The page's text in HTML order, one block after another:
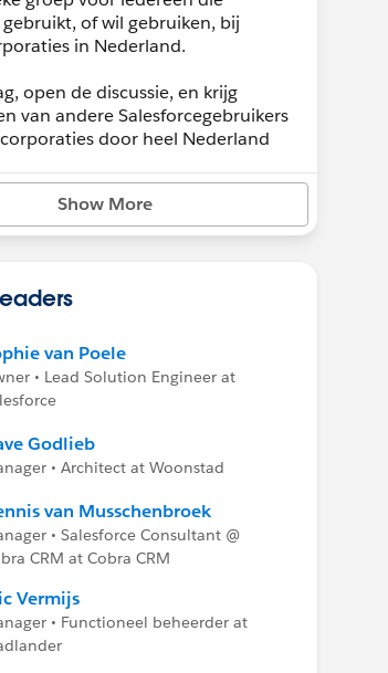
gebruikt, of wil gebruiken, bij
in Nederland.
open de discussie, en krijg
van andere Salesforcegebruikers
door heel Nederland
Show More
van Poele
• Lead Solution Engineer at
Godlieb
• Architect at Woonstad
van Musschenbroek
• Salesforce Consultant @
CRM at Cobra CRM
Vermijs
• Functioneel beheerder at